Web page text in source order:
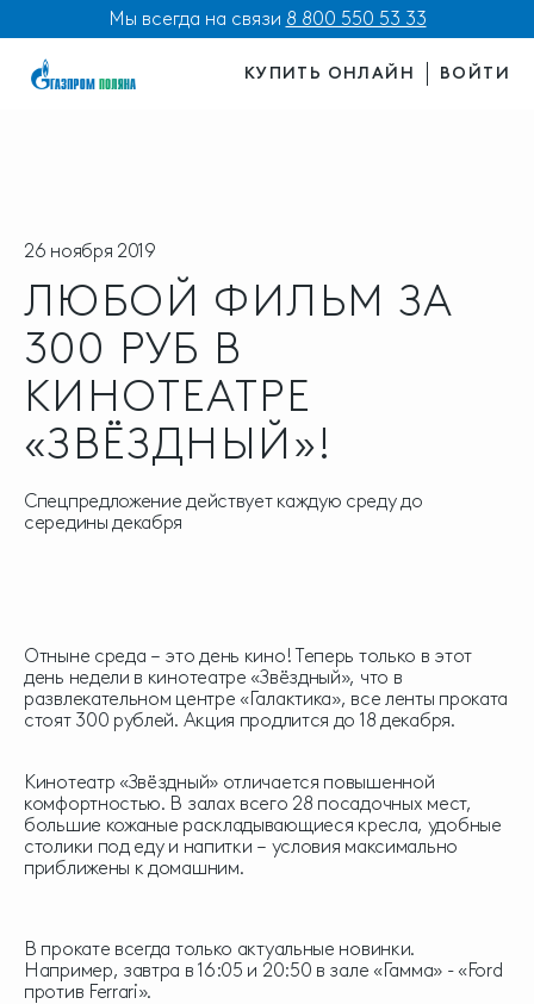
Мы всегда на связи 8 800 550 53 33
КУПИТЬ ОНЛАЙН ВОЙТИ
26 ноября 2019
ЛЮБОЙ ФИЛЬМ ЗА
300 РУБ В
КИНОТЕАТРЕ
«ЗВЁЗДНЫЙ»!
Спецпредложение действует каждую среду до
середины декабря
Отныне среда – это день кино! Теперь только в этот
день недели в кинотеатре «Звёздный», что в
развлекательном центре «Галактика», все ленты проката
стоят 300 рублей. Акция продлится до 18 декабря.
Кинотеатр «Звёздный» отличается повышенной
комфортностью. В залах всего 28 посадочных мест,
большие кожаные раскладывающиеся кресла, удобные
столики под еду и напитки – условия максимально
приближены к домашним.
В прокате всегда только актуальные новинки.
Например, завтра в 16:05 и 20:50 в зале «Гамма» - «Ford
против Ferrari».